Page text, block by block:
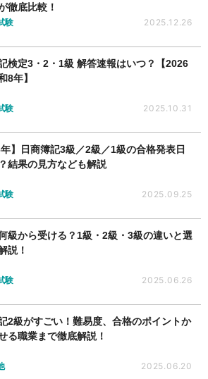
徹底比較！
験 2025.12.26
検定3・2・1級 解答速報はいつ？【2026
8年】
験 2025.10.31
年】日商簿記3級／2級／1級の合格発表日
結果の見方なども解説
験 2025.09.25
級から受ける？1級・2級・3級の違いと選
説！
験 2025.06.26
2級がすごい！難易度、合格のポイントか
る職業まで徹底解説！
2025.06.20